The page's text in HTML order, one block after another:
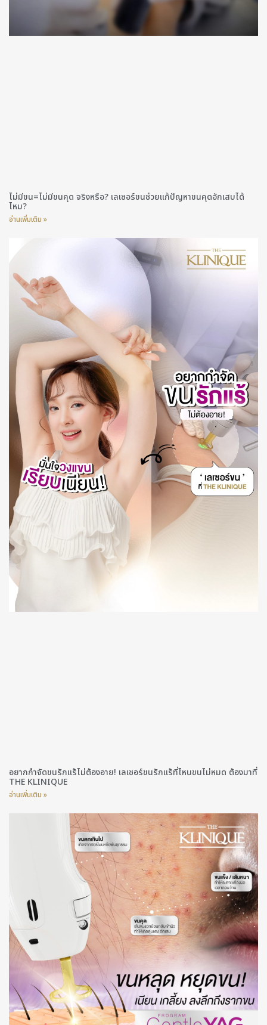
ไม่มีขน=ไม่มีขนคุด จริงหรือ? เลเซอร์ขนช่วยแก้ปัญหาขนคุดอักเสบได้
ไหม?
อ่านเพิ่มเติม »
อยากกำจัดขนรักแร้ไม่ต้องอาย! เลเซอร์ขนรักแร้ที่ไหนขนไม่หมด ต้องมาที่
THE KLINIQUE
อ่านเพิ่มเติม »